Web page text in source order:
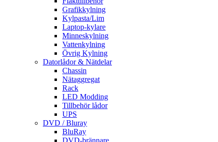
Grafikkylning
Kylpasta/Lim
Laptop-kylare
Minneskylning
Vattenkylning
Övrig Kylning
Datorlådor & Nätdelar
Chassin
Nätaggregat
Rack
LED Modding
Tillbehör lådor
UPS
DVD / Bluray
BluRay
DVD-brännare